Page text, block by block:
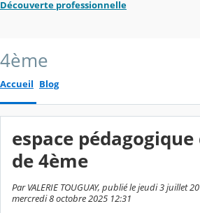
Découverte professionnelle
4ème
Accueil Blog
espace pédagogique
de 4ème
Par VALERIE TOUGUAY, publié le jeudi 3 juillet
mercredi 8 octobre 2025 12:31